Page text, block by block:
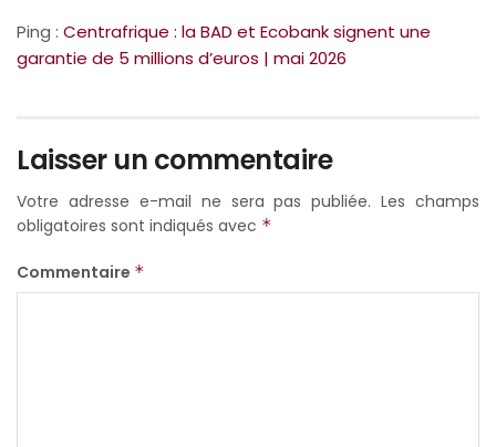
Ping : Centrafrique : la BAD et Ecobank signent une
garantie de 5 millions d’euros | mai 2026
Laisser un commentaire
Votre adresse e-mail ne sera pas publiée. Les champs
obligatoires sont indiqués avec *
Commentaire *